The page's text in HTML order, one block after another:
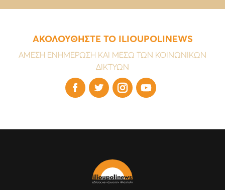
ΑΚΟΛΟΥΘΗΣΤΕ ΤΟ ILIOUPOLINEWS
ΑΜΕΣΗ ΕΝΗΜΕΡΩΣΗ ΚΑΙ ΜΕΣΩ ΤΩΝ ΚΟΙΝΩΝΙΚΩΝ
ΔΙΚΤΥΩΝ
   